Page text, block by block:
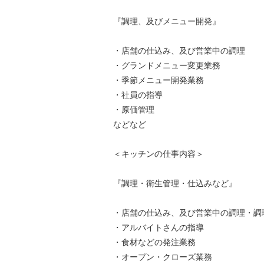
『調理、及びメニュー開発』
・店舗の仕込み、及び営業中の調理
・グランドメニュー変更業務
・季節メニュー開発業務
・社員の指導
・原価管理
などなど
＜キッチンの仕事内容＞
『調理・衛生管理・仕込みなど』
・店舗の仕込み、及び営業中の調理・
・アルバイトさんの指導
・食材などの発注業務
・オープン・クローズ業務